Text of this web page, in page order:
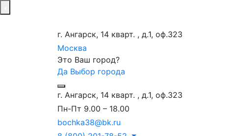
г. Ангарск, 14 кварт. , д.1, оф.323
Москва
Это Ваш город?
Да Выбор города
г. Ангарск, 14 кварт. , д.1, оф.323
Пн-Пт 9.00 – 18.00
bochka38@bk.ru